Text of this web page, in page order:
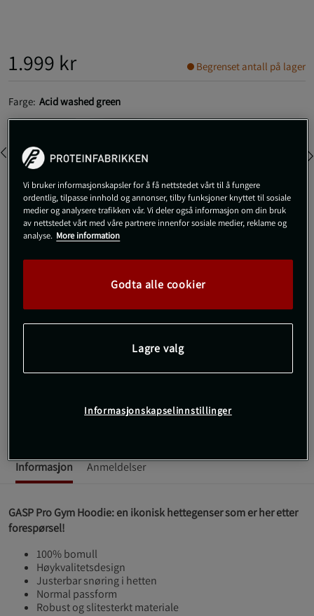
1.999 kr Begrenset antall på lager
Farge: Acid washed green
M
7332576176883
GASP Pro Gym Hoodie: en ikonisk hettegenser som er her etter
Informasjon Anmeldelser
GASP Pro Gym Hoodie: en ikonisk hettegenser som er her etter
forespørsel!
100% bomull
Høykvalitetsdesign
Justerbar snøring i hetten
Normal passform
Robust og slitesterkt materiale
Vi bruker informasjonskapsler for å få nettstedet vårt til å fungere
ordentlig, tilpasse innhold og annonser, tilby funksjoner knyttet til sosiale
medier og analysere trafikken vår. Vi deler også informasjon om din bruk
av nettstedet vårt med våre partnere innenfor sosiale medier, reklame og
analyse. More information
Godta alle cookier
Lagre valg
Informasjonskapselinnstillinger